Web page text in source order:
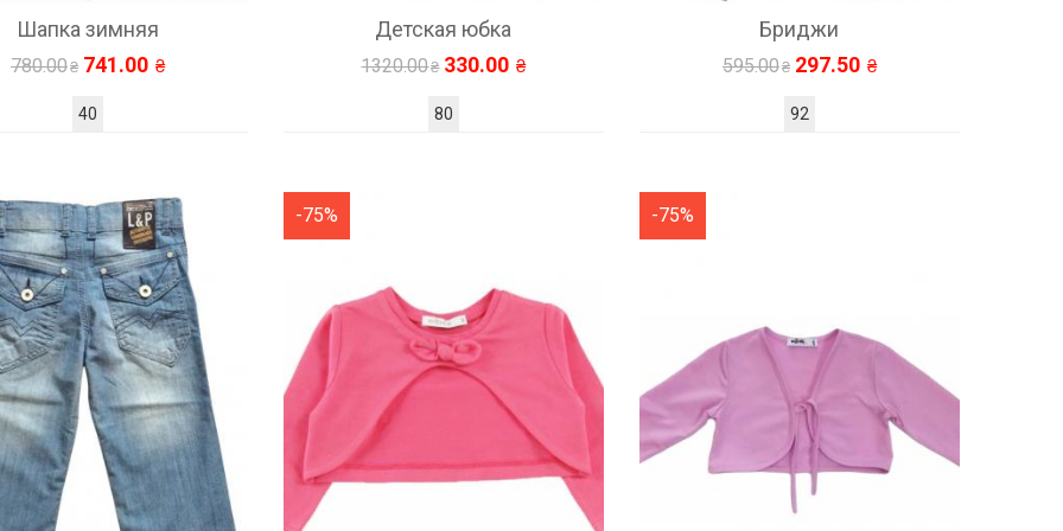
Шапка зимняя
780.00 741.00
40
Детская юбка
1320.00 330.00
80
Бриджи
595.00 297.50
92
-75% -75%